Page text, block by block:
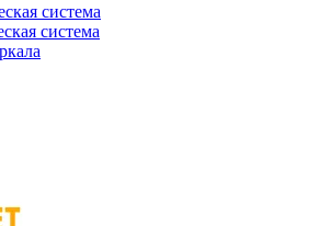
система
система